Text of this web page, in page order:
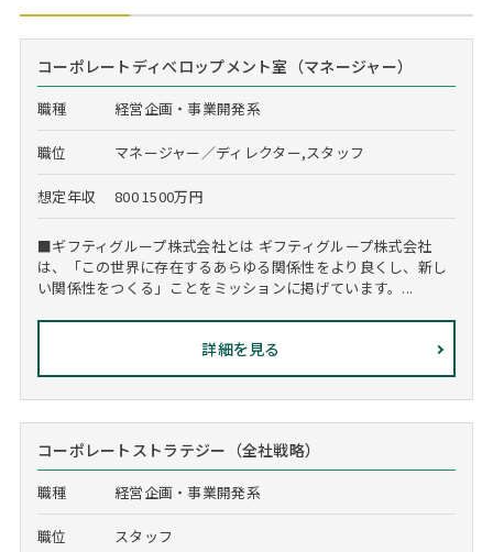
コーポレートディべロップメント室（マネージャー）
職種 経営企画・事業開発系
職位 マネージャー／ディレクター,スタッフ
想定年収 800 1500万円
■ギフティグループ株式会社とは ギフティグループ株式会社
は、「この世界に存在するあらゆる関係性をより良くし、新し
い関係性をつくる」ことをミッションに掲げています。...
詳細を見る
コーポレートストラテジー（全社戦略）
職種 経営企画・事業開発系
職位 スタッフ